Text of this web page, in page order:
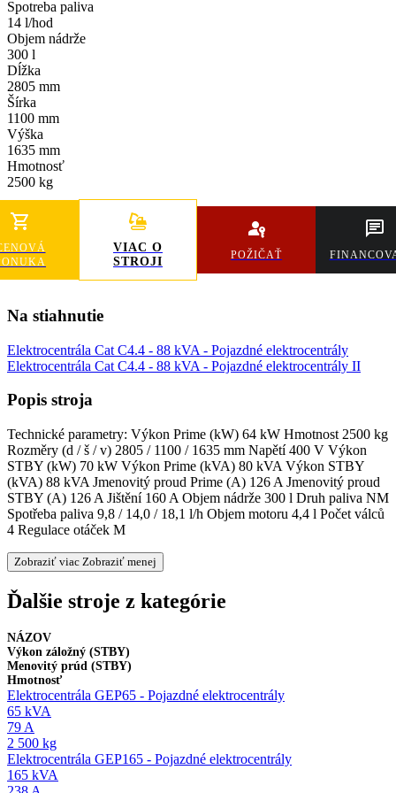
Spotreba paliva
14 l/hod
Objem nádrže
300 l
Dĺžka
2805 mm
Šírka
1100 mm
Výška
1635 mm
Hmotnosť
2500 kg
VIAC O
STROJI
POŽIČAŤ
Na stiahnutie
Elektrocentrála Cat C4.4 - 88 kVA - Pojazdné elektrocentrály
Elektrocentrála Cat C4.4 - 88 kVA - Pojazdné elektrocentrály II
Popis stroja
Technické parametry: Výkon Prime (kW) 64 kW Hmotnost 2500 kg
Rozměry (d / š / v) 2805 / 1100 / 1635 mm Napětí 400 V Výkon
STBY (kW) 70 kW Výkon Prime (kVA) 80 kVA Výkon STBY
(kVA) 88 kVA Jmenovitý proud Prime (A) 126 A Jmenovitý proud
STBY (A) 126 A Jištění 160 A Objem nádrže 300 l Druh paliva NM
Spotřeba paliva 9,8 / 14,0 / 18,1 l/h Objem motoru 4,4 l Počet válců
4 Regulace otáček M
Zobraziť viac Zobraziť menej
Ďalšie stroje z kategórie
NÁZOV
Výkon záložný (STBY)
Menovitý prúd (STBY)
Hmotnosť
Elektrocentrála GEP65 - Pojazdné elektrocentrály
65 kVA
79 A
2 500 kg
Elektrocentrála GEP165 - Pojazdné elektrocentrály
165 kVA